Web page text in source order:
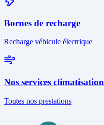
Bornes de recharge
Recharge véhicule électrique
Nos services climatisation
Toutes nos prestations